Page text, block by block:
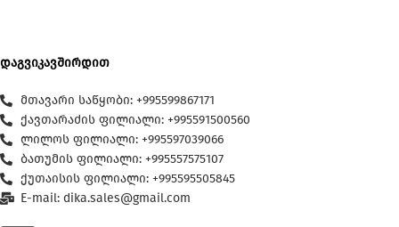
დაგვიკავშირდით
მთავარი საწყობი: +995599867171
ქავთარაძის ფილიალი: +995591500560
ლილოს ფილიალი: +995597039066
ბათუმის ფილიალი: +995557575107
ქუთაისის ფილიალი: +995595505845
E-mail: dika.sales@gmail.com